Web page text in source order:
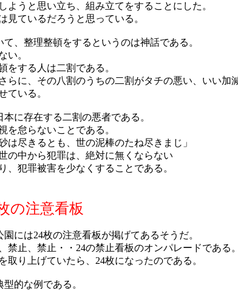
ようと思い立ち、組み立てをすることにした。
見ているだろうと思っている。
、整理整頓をするというのは神話である。
い。
をする人は二割である。
らに、その八割のうちの二割がタチの悪い、いい加
ている。
に存在する二割の悪者である。
を怠らないことである。
は尽きるとも、世の泥棒のたね尽きまじ」
の中から犯罪は、絶対に無くならない
、犯罪被害を少なくすることである。
の注意看板
には24枚の注意看板が掲げてあるそうだ。
禁止、禁止・・24の禁止看板のオンパレードである。
取り上げていたら、24枚になったのである。
的な例である。